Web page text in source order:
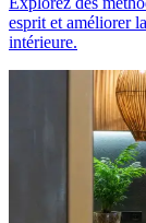
esprit et améliorer
intérieure.